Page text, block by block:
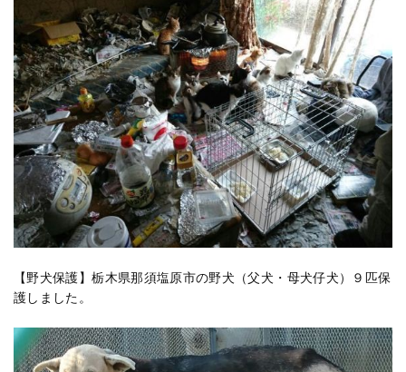
【野犬保護】栃木県那須塩原市の野犬（父犬・母犬仔犬）９匹保
護しました。